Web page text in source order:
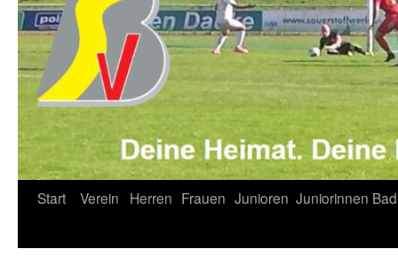
Start Verein Herren Frauen Junioren Juniorinnen